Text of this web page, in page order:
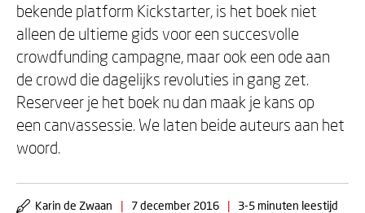
bekende platform Kickstarter, is het boek niet
alleen de ultieme gids voor een succesvolle
crowdfunding campagne, maar ook een ode aan
de crowd die dagelijks revoluties in gang zet.
Reserveer je het boek nu dan maak je kans op
een canvassessie. We laten beide auteurs aan het
woord.
Karin de Zwaan | 7 december 2016 | 3-5 minuten leestijd